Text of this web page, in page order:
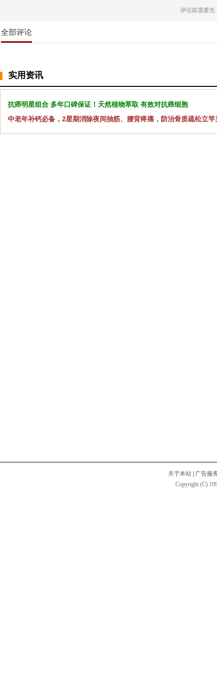
评论前需要先
全部评论
实用资讯
抗癌明星组合 多年口碑保证！天然植物萃取 有效对抗癌细胞
中老年补钙必备，2星期消除夜间抽筋、腰背疼痛，防治骨质疏松立竿
关于本站
广告服
Copyright (C)